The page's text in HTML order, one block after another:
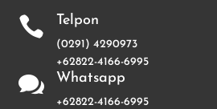
 Telpon
(0291) 4290973
+62822-4166-6995
 Whatsapp
+62822-4166-6995